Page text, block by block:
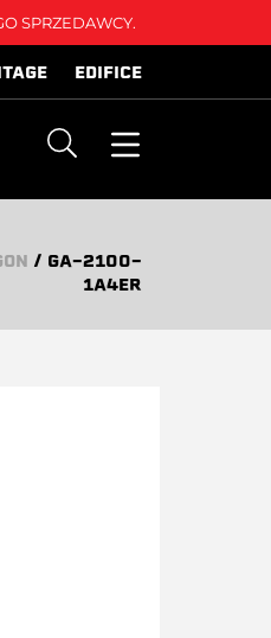
SPRZEDAWCY.
EDIFICE
/ GA-2100-
1A4ER